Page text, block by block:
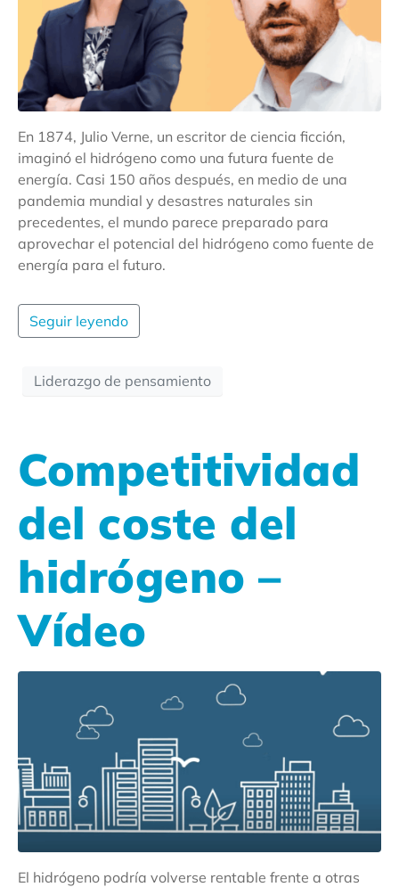
En 1874, Julio Verne, un escritor de ciencia ficción,
imaginó el hidrógeno como una futura fuente de
energía. Casi 150 años después, en medio de una
pandemia mundial y desastres naturales sin
precedentes, el mundo parece preparado para
aprovechar el potencial del hidrógeno como fuente de
energía para el futuro.
Seguir leyendo
Liderazgo de pensamiento
Competitividad
del coste del
hidrógeno –
Vídeo
El hidrógeno podría volverse rentable frente a otras